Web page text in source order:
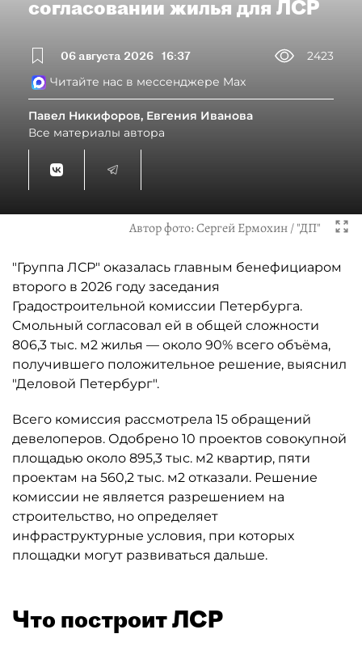
согласовании жилья для ЛСР
06 августа 2026 16:37
2423
Читайте нас в мессенджере Max
Павел Никифоров, Евгения Иванова
Все материалы автора
Автор фото:Сергей Ермохин / "ДП"
"Группа ЛСР" оказалась главным бенефициаром
второго в 2026 году заседания
Градостроительной комиссии Петербурга.
Смольный согласовал ей в общей сложности
806,3 тыс. м2 жилья — около 90% всего объёма,
получившего положительное решение, выяснил
"Деловой Петербург".
Всего комиссия рассмотрела 15 обращений
девелоперов. Одобрено 10 проектов совокупной
площадью около 895,3 тыс. м2 квартир, пяти
проектам на 560,2 тыс. м2 отказали. Решение
комиссии не является разрешением на
строительство, но определяет
инфраструктурные условия, при которых
площадки могут развиваться дальше.
Что построит ЛСР